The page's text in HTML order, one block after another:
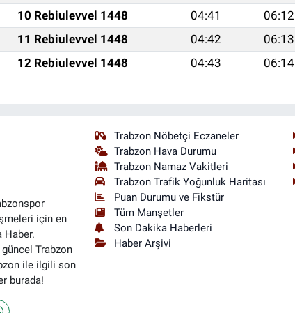
10 Rebiulevvel 1448 04:41 06:12
11 Rebiulevvel 1448 04:42 06:13
12 Rebiulevvel 1448 04:43 06:14
için en
Haber.
Trabzon
ile ilgili son
burada!
Trabzon Nöbetçi Eczaneler
Trabzon Hava Durumu
Trabzon Namaz Vakitleri
Trabzon Trafik Yoğunluk Haritası
Puan Durumu ve Fikstür
Tüm Manşetler
Son Dakika Haberleri
Haber Arşivi